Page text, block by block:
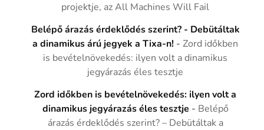
projektje, az All Machines Will Fail
Belépő árazás érdeklődés szerint? - Debütáltak
a dinamikus árú jegyek a Tixa-n! -Zord időkben
is bevételnövekedés: ilyen volt a dinamikus
jegyárazás éles tesztje
Zord időkben is bevételnövekedés: ilyen volt a
dinamikus jegyárazás éles tesztje - Belépő
árazás érdeklődés szerint? – Debütáltak a